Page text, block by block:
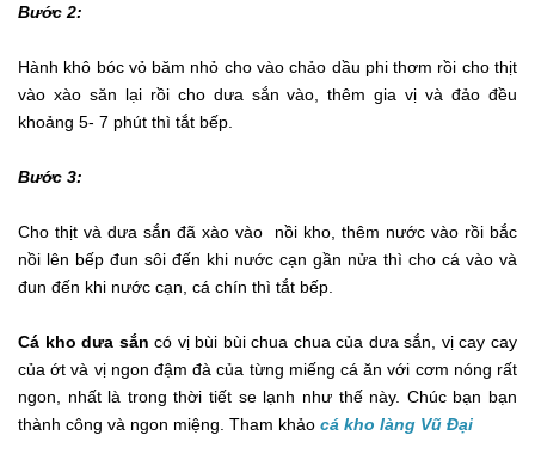
Bước 2:
Hành khô bóc vỏ băm nhỏ cho vào chảo dầu phi thơm rồi cho thịt
vào xào săn lại rồi cho dưa sắn vào, thêm gia vị và đảo đều
khoảng 5- 7 phút thì tắt bếp.
Bước 3:
Cho thịt và dưa sắn đã xào vào nồi kho, thêm nước vào rồi bắc
nồi lên bếp đun sôi đến khi nước cạn gần nửa thì cho cá vào và
đun đến khi nước cạn, cá chín thì tắt bếp.
Cá kho dưa sắn có vị bùi bùi chua chua của dưa sắn, vị cay cay
của ớt và vị ngon đậm đà của từng miếng cá ăn với cơm nóng rất
ngon, nhất là trong thời tiết se lạnh như thế này. Chúc bạn bạn
thành công và ngon miệng. Tham khảo cá kho làng Vũ Đại